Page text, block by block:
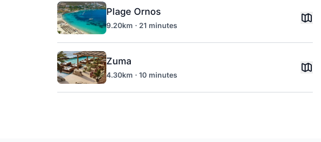
Plage Ornos
9.20km · 21 minutes
Zuma
4.30km · 10 minutes